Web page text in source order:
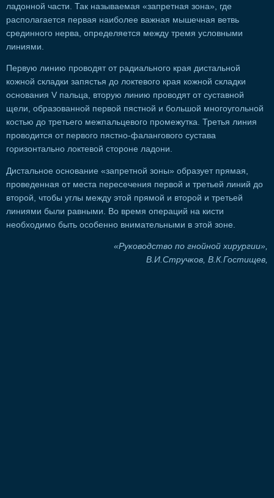
ладонной части. Так называемая «запретная зона», где
располагается первая наиболее важная мышечная ветвь
срединного нерва, определяется между тремя условными
линиями.
Первую линию проводят от радиального края дистальной
кожной складки запястья до локтевого края кожной складки
основания V пальца, вторую линию проводят от суставной
щели, образованной первой пястной и большой многоугольной
костью до третьего межпальцевого промежутка. Третья линия
проводится от первого пястно-фалангового сустава
горизонтально локтевой стороне ладони.
Дистальное основание «запретной зоны» образует прямая,
проведенная от места пересечения первой и третьей линий до
второй, чтобы углы между этой прямой и второй и третьей
линиями были равными. Во время операций на кисти
необходимо быть особенно внимательными в этой зоне.
«Руководство по гнойной хирургии»,
В.И.Стручков, В.К.Гостищев,